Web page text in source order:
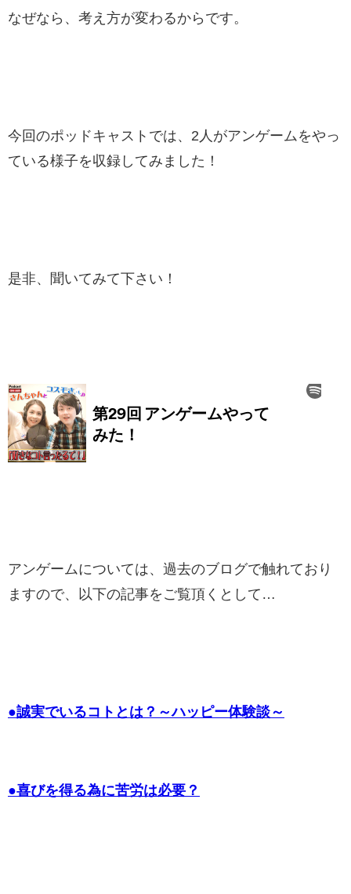
なぜなら、考え方が変わるからです。
今回のポッドキャストでは、2人がアンゲームをやっ
ている様子を収録してみました！
是非、聞いてみて下さい！
アンゲームについては、過去のブログで触れており
ますので、以下の記事をご覧頂くとして…
●誠実でいるコトとは？～ハッピー体験談～
●喜びを得る為に苦労は必要？